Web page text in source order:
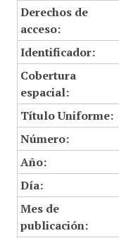
Derechos de
acceso:
Identificador:
Cobertura
espacial:
Título Uniforme:
Número:
Año:
Día:
Mes de
publicación: